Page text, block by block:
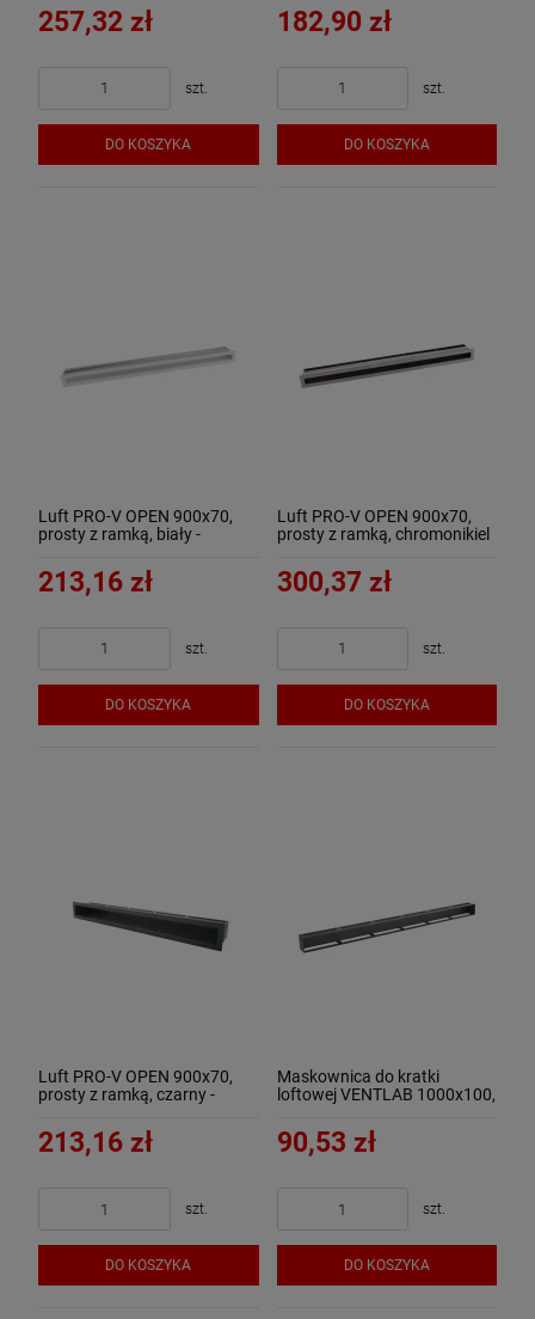
257,32 zł
szt.
DO KOSZYKA
182,90 zł
szt.
DO KOSZYKA
Luft PRO-V OPEN 900x70,
prosty z ramką, biały -
213,16 zł
szt.
DO KOSZYKA
Luft PRO-V OPEN 900x70,
prosty z ramką, chromonikiel
300,37 zł
szt.
DO KOSZYKA
Luft PRO-V OPEN 900x70,
prosty z ramką, czarny -
213,16 zł
szt.
DO KOSZYKA
Maskownica do kratki
loftowej VENTLAB 1000x100,
90,53 zł
szt.
DO KOSZYKA